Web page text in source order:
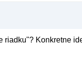
riadku"? Konkretne